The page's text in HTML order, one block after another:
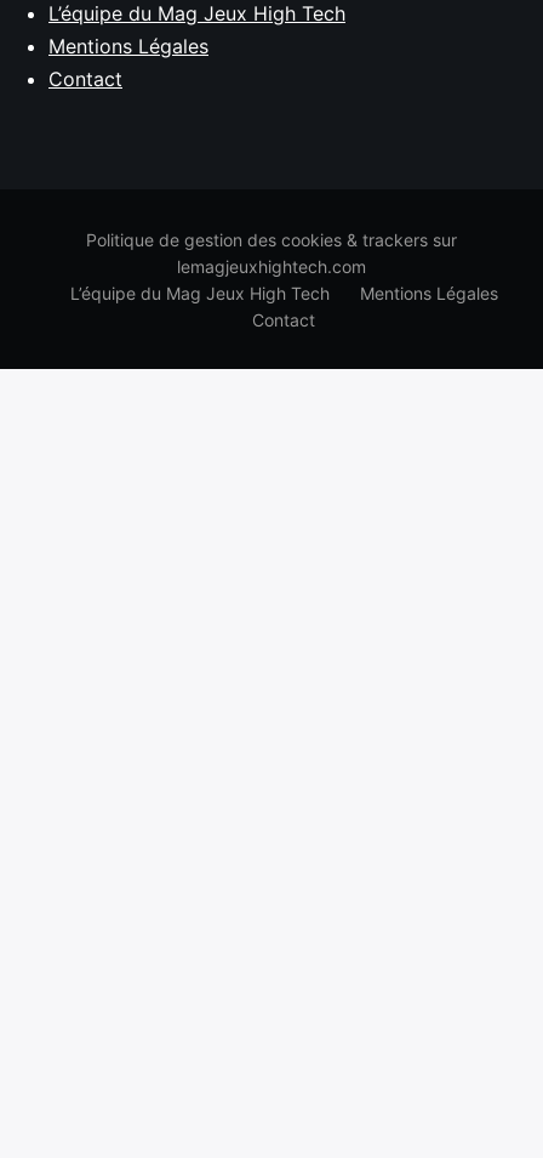
L’équipe du Mag Jeux High Tech
Mentions Légales
Contact
Politique de gestion des cookies & trackers sur
lemagjeuxhightech.com
L’équipe du Mag Jeux High Tech
Mentions Légales
Contact